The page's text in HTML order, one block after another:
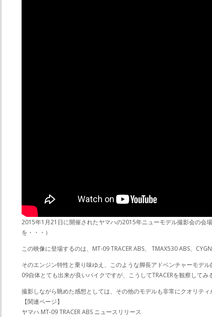
2015年1月21日に開催されたヤマハの2015年ニューモデル撮影会の会
を・・・）
この映像に登場するのは、MT-09 TRACER ABS、 TMAX530 ABS、
そのエンジン特性と乗り味ゆえ、このような脚長アドベンチャーモデ
09自体とても出来が良いバイクですが、こうしてTRACERを観察して
撮影しながら眺めた感想としては、その他のモデルも非常にクオリテ
【関連ページ】
ヤマハ MT-09 TRACER ABS ニュースリリース